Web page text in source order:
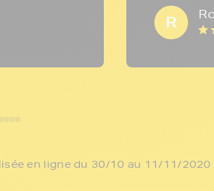
R
en ligne du 30/10 au 11/11/